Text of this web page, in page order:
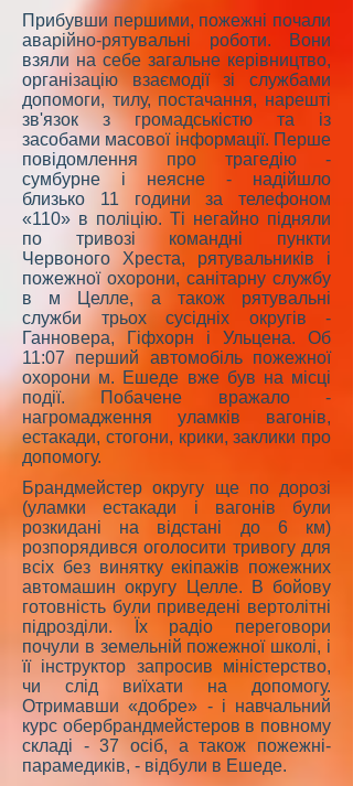
Прибувши першими, пожежні почали
аварійно-рятувальні роботи. Вони
взяли на себе загальне керівництво,
організацію взаємодії зі службами
допомоги, тилу, постачання, нарешті
зв'язок з громадськістю та із
засобами масової інформації. Перше
повідомлення про трагедію -
сумбурне і неясне - надійшло
близько 11 години за телефоном
«110» в поліцію. Ті негайно підняли
по тривозі командні пункти
Червоного Хреста, рятувальників і
пожежної охорони, санітарну службу
в м Целле, а також рятувальні
служби трьох сусідніх округів -
Ганновера, Гіфхорн і Ульцена. Об
11:07 перший автомобіль пожежної
охорони м. Ешеде вже був на місці
події. Побачене вражало -
нагромадження уламків вагонів,
естакади, стогони, крики, заклики про
допомогу.
Брандмейстер округу ще по дорозі
(уламки естакади і вагонів були
розкидані на відстані до 6 км)
розпорядився оголосити тривогу для
всіх без винятку екіпажів пожежних
автомашин округу Целле. В бойову
готовність були приведені вертолітні
підрозділи. Їх радіо переговори
почули в земельній пожежної школі, і
її інструктор запросив міністерство,
чи слід виїхати на допомогу.
Отримавши «добре» - і навчальний
курс обербрандмейстеров в повному
складі - 37 осіб, а також пожежні-
парамедиків, - відбули в Ешеде.